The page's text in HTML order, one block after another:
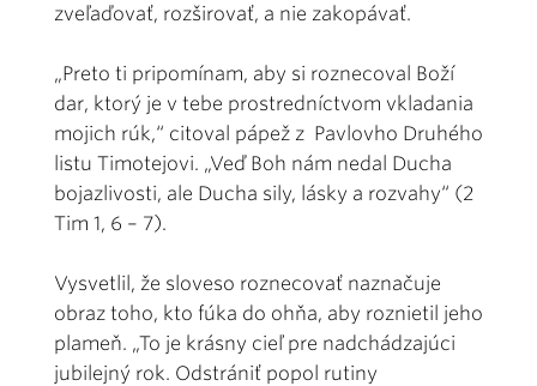
zveľaďovať, rozširovať, a nie zakopávať.
„Preto ti pripomínam, aby si roznecoval Boží
dar, ktorý je v tebe prostredníctvom vkladania
mojich rúk,“ citoval pápež z Pavlovho Druhého
listu Timotejovi. „Veď Boh nám nedal Ducha
bojazlivosti, ale Ducha sily, lásky a rozvahy“ (2
Tim 1, 6 – 7).
Vysvetlil, že sloveso roznecovať naznačuje
obraz toho, kto fúka do ohňa, aby roznietil jeho
plameň. „To je krásny cieľ pre nadchádzajúci
jubilejný rok. Odstrániť popol rutiny